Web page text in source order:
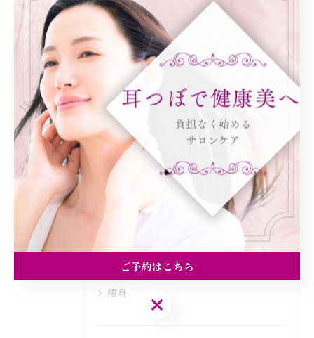
< 前のページ 一覧に戻る 次のページ >
カテゴリー Categories
全てのカテゴリー
ダイエット
食欲
痩身
ご予約はこちら
ご予約はこちら